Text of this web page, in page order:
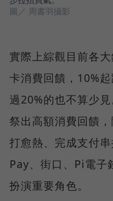
圖／ 周書羽攝影
實際上綜觀目前各
卡消費回饋，10%
過20%的也不算少
祭出高額消費回饋
打愈熱、完成支付
Pay、街口、Pi電子
扮演重要角色。